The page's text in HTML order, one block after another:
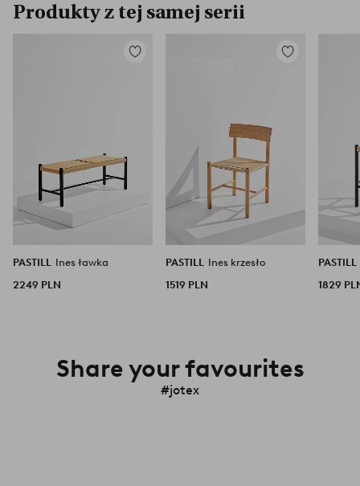
Produkty z tej samej serii
Dodaj
PASTILL
Ines ławka
2249 PLN
Dodaj
PASTILL
Ines krzesło
1519 PLN
PASTILL
1829
Share your favourites
#jotex